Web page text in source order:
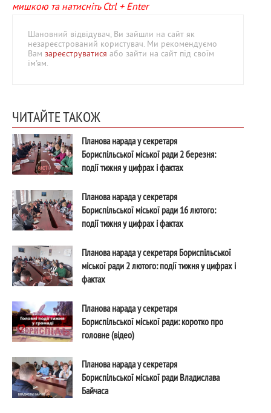
мишкою та натисніть Ctrl + Enter
Шановний відвідувач, Ви зайшли на сайт як
незареєстрований користувач. Ми рекомендуємо
Вам зареєструватися або зайти на сайт під своїм
ім'ям.
ЧИТАЙТЕ ТАКОЖ
Планова нарада у секретаря
Бориспільської міської ради 2 березня:
події тижня у цифрах і фактах
Планова нарада у секретаря
Бориспільської міської ради 16 лютого:
події тижня у цифрах і фактах
Планова нарада у секретаря Бориспільської
міської ради 2 лютого: події тижня у цифрах і
фактах
Планова нарада у секретаря
Бориспільської міської ради: коротко про
головне (відео)
Планова нарада у секретаря
Бориспільської міської ради Владислава
Байчаса